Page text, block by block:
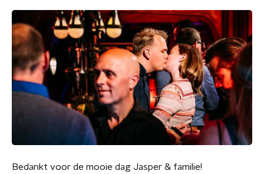
Bedankt voor de mooie dag Jasper & familie!